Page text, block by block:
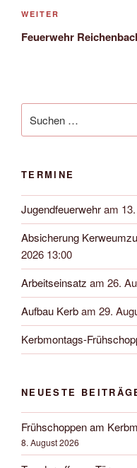
Nächster
Beitrag
WEITER
Feuerwehr
nach:
TERMINE
Jugendfeuerwehram
Absicherung
2026 13:00
Arbeitseinsatz am 26.
Aufbau Kerbam 29.
Kerbmontags-
NEUESTE
Frühschoppen am
8. August 2026